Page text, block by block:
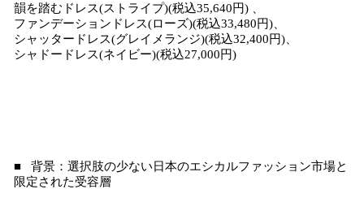
韻を踏むドレス(ストライプ)(税込35,640円) 、
ファンデーションドレス(ローズ)(税込33,480円)、
シャッタードレス(グレイメランジ)(税込32,400円)、
シャドードレス(ネイビー)(税込27,000円)
■ 背景：選択肢の少ない日本のエシカルファッション市場と
限定された受容層